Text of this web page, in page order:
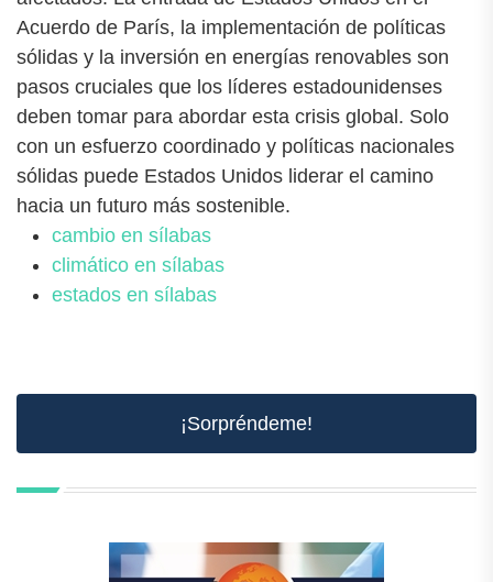
Acuerdo de París, la implementación de políticas
sólidas y la inversión en energías renovables son
pasos cruciales que los líderes estadounidenses
deben tomar para abordar esta crisis global. Solo
con un esfuerzo coordinado y políticas nacionales
sólidas puede Estados Unidos liderar el camino
hacia un futuro más sostenible.
cambio en sílabas
climático en sílabas
estados en sílabas
¡Sorpréndeme!